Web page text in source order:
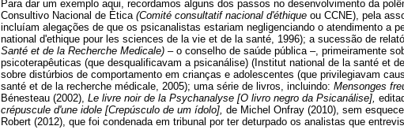
Para dar um exemplo aqui, recordamos alguns dos passos no desenvolvimento da
Consultivo Nacional de Ética (Comité consultatif nacional d'éthique ou CCNE), pela
incluíam alegações de que os psicanalistas estariam negligenciando o atendimento a
national d'ethique pour les sciences de la vie et de la santé, 1996); a sucessão de
Santé et de la Recherche Medicale) – o conselho de saúde pública –, primeiramente
psicoterapêuticas (que desqualificavam a psicanálise) (Institut national de la santé et
sobre distúrbios de comportamento em crianças e adolescentes (que privilegiavam
santé et de la recherche médicale, 2005); uma série de livros, incluindo: Mensonges
Bénesteau (2002), Le livre noir de la Psychanalyse [O livro negro da Psicanálise],
crépuscule d'une idole [Crepúsculo de um ídolo], de Michel Onfray (2010), sem
Robert (2012), que foi condenada em tribunal por ter deturpado os analistas que